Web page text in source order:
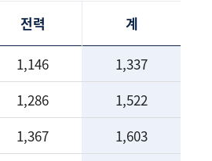
전력 계
1,146
1,337
1,286
1,522
1,367
1,603